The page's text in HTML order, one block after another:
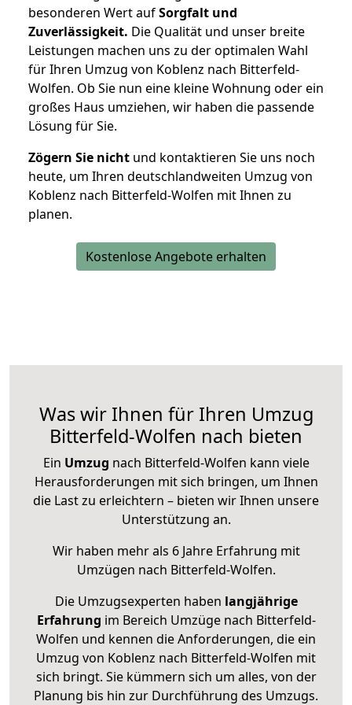
besonderen Wert aufSorgfalt und
Zuverlässigkeit. Die Qualität und unser breite
Leistungen machen uns zu der optimalen Wahl
für Ihren Umzug von Koblenz nach Bitterfeld-
Wolfen. Ob Sie nun eine kleine Wohnung oder ein
großes Haus umziehen, wir haben die passende
Lösung für Sie.
Zögern Sie nicht und kontaktieren Sie uns noch
heute, um Ihren deutschlandweiten Umzug von
Koblenz nach Bitterfeld-Wolfen mit Ihnen zu
planen.
Kostenlose Angebote erhalten
Was wir Ihnen für Ihren Umzug
Bitterfeld-Wolfen nach bieten
Ein Umzug nach Bitterfeld-Wolfen kann viele
Herausforderungen mit sich bringen, um Ihnen
die Last zu erleichtern – bieten wir Ihnen unsere
Unterstützung an.
Wir haben mehr als 6 Jahre Erfahrung mit
Umzügen nach Bitterfeld-Wolfen.
Die Umzugsexperten haben langjährige
Erfahrung im Bereich Umzüge nach Bitterfeld-
Wolfen und kennen die Anforderungen, die ein
Umzug von Koblenz nach Bitterfeld-Wolfen mit
sich bringt. Sie kümmern sich um alles, von der
Planung bis hin zur Durchführung des Umzugs.